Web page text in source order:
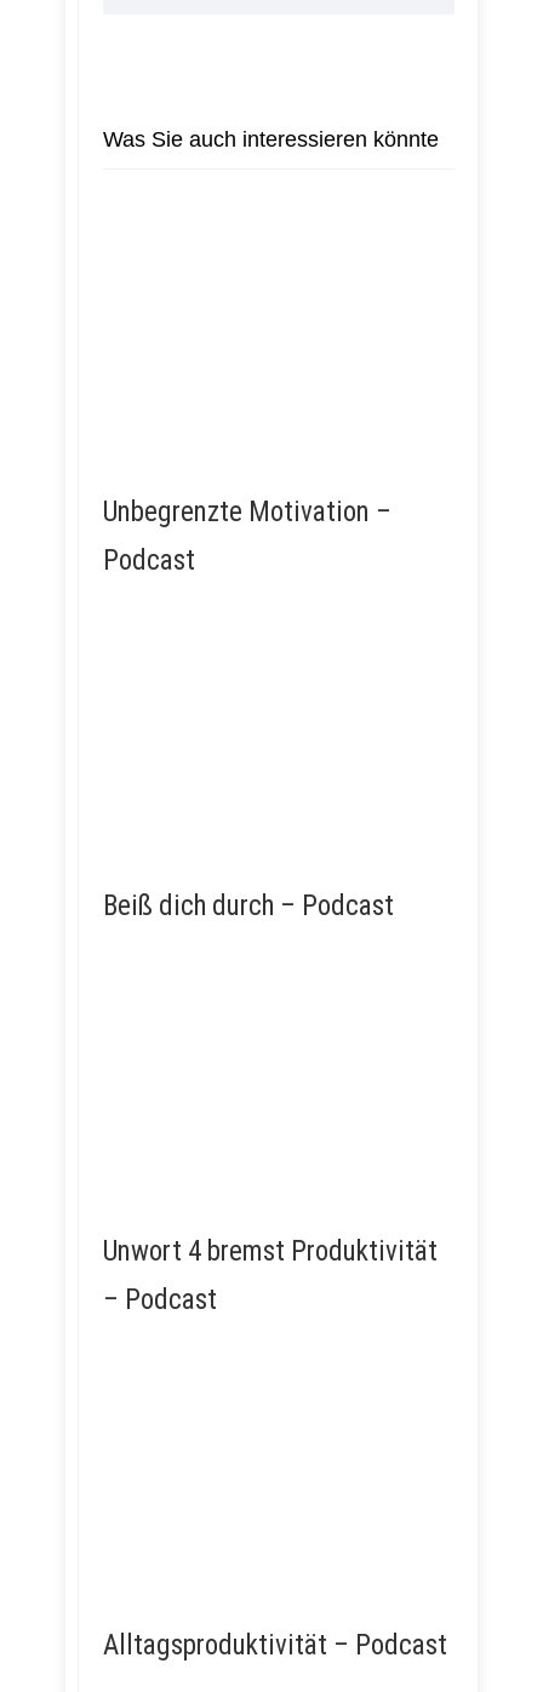
Was Sie auch interessieren könnte
Unbegrenzte Motivation –
Podcast
Beiß dich durch – Podcast
Unwort 4 bremst Produktivität
– Podcast
Alltagsproduktivität – Podcast